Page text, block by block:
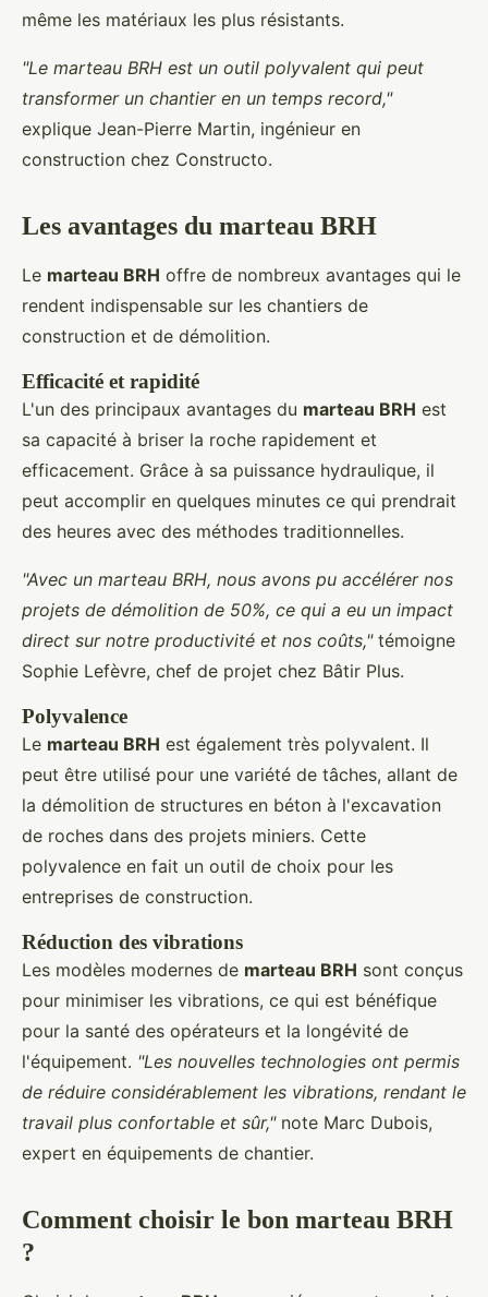
même les matériaux les plus résistants.
"Le marteau BRH est un outil polyvalent qui peut
transformer un chantier en un temps record,"
explique Jean-Pierre Martin, ingénieur en
construction chez Constructo.
Les avantages du marteau BRH
Le marteau BRH offre de nombreux avantages qui le
rendent indispensable sur les chantiers de
construction et de démolition.
Efficacité et rapidité
L'un des principaux avantages du marteau BRH est
sa capacité à briser la roche rapidement et
efficacement. Grâce à sa puissance hydraulique, il
peut accomplir en quelques minutes ce qui prendrait
des heures avec des méthodes traditionnelles.
"Avec un marteau BRH, nous avons pu accélérer nos
projets de démolition de 50%, ce qui a eu un impact
direct sur notre productivité et nos coûts,"témoigne
Sophie Lefèvre, chef de projet chez Bâtir Plus.
Polyvalence
Le marteau BRH est également très polyvalent. Il
peut être utilisé pour une variété de tâches, allant de
la démolition de structures en béton à l'excavation
de roches dans des projets miniers. Cette
polyvalence en fait un outil de choix pour les
entreprises de construction.
Réduction des vibrations
Les modèles modernes de marteau BRH sont conçus
pour minimiser les vibrations, ce qui est bénéfique
pour la santé des opérateurs et la longévité de
l'équipement. "Les nouvelles technologies ont permis
de réduire considérablement les vibrations, rendant le
travail plus confortable et sûr,"note Marc Dubois,
expert en équipements de chantier.
Comment choisir le bon marteau BRH
?